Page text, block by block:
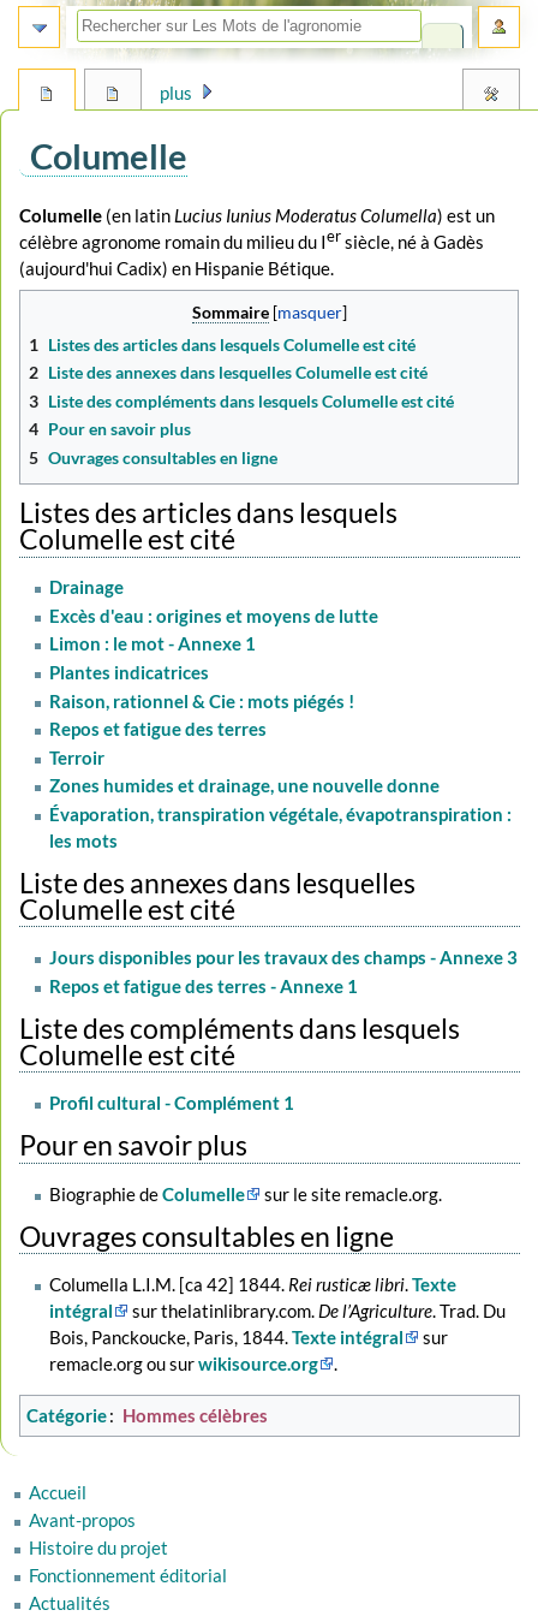
Columelle
Aller
à
la
navigation
Aller
à
la
recherche
Columelle (en latin Lucius Iunius Moderatus Columella) est un
célèbre agronome romain du milieu du Iersiècle, né à Gadès
(aujourd'hui Cadix) en Hispanie Bétique.
Sommaire
1 Listes des articles dans lesquels Columelle est cité
2 Liste des annexes dans lesquelles Columelle est cité
3 Liste des compléments dans lesquels Columelle est cité
4 Pour en savoir plus
5 Ouvrages consultables en ligne
Listes des articles dans lesquels
Columelle est cité
Drainage
Excès d'eau : origines et moyens de lutte
Limon : le mot - Annexe 1
Plantes indicatrices
Raison, rationnel & Cie : mots piégés !
Repos et fatigue des terres
Terroir
Zones humides et drainage, une nouvelle donne
Évaporation, transpiration végétale, évapotranspiration :
les mots
Liste des annexes dans lesquelles
Columelle est cité
Jours disponibles pour les travaux des champs - Annexe 3
Repos et fatigue des terres - Annexe 1
Liste des compléments dans lesquels
Columelle est cité
Profil cultural - Complément 1
Pour en savoir plus
Biographie deColumelle sur le site remacle.org.
Ouvrages consultables en ligne
Columella L.I.M. [ca 42] 1844. Rei rusticæ libri.Texte
intégral
sur thelatinlibrary.com. De l’Agriculture. Trad. Du
Bois, Panckoucke, Paris, 1844.Texte intégral
sur
remacle.org ou surwikisource.org .
Catégorie: Hommes célèbres
plus
Accueil
Avant-propos
Histoire du projet
Fonctionnement éditorial
Actualités